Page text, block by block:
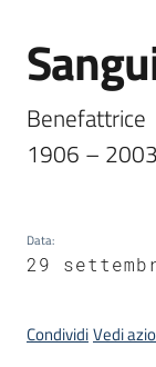
Novità
Servizi
Bandi
Programmi
Salta al
Benefattrice
1906 – 2003
Data:
29
CondividiVedi